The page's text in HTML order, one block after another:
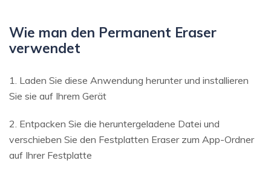
Wie man den Permanent Eraser
verwendet
1. Laden Sie diese Anwendung herunter und installieren
Sie sie auf Ihrem Gerät
2. Entpacken Sie die heruntergeladene Datei und
verschieben Sie den Festplatten Eraser zum App-Ordner
auf Ihrer Festplatte